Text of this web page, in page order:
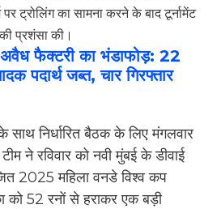
ट्रोलिंग का सामना करने के बाद टूर्नामेंट
प्रशंसा की।
फैक्टरी का भंडाफोड़: 22
पदार्थ जब्त, चार गिरफ्तार
साथ निर्धारित बैठक के लिए मंगलवार
ने रविवार को नवी मुंबई के डीवाई
2025 महिला वनडे विश्व कप
को 52 रनों से हराकर एक बड़ी